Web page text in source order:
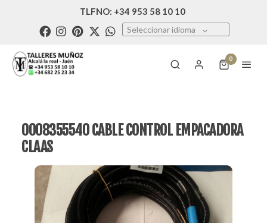
TLFNO: +34 953 58 10 10
Seleccionar idioma
0
0008355540 CABLE CONTROL EMPACADORA
CLAAS